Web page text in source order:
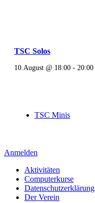
TSC Solos
10.August @ 18:00 - 20:00
TSC Minis
Anmelden
Aktivitäten
Computerkurse
Datenschutzerklärung
Der Verein